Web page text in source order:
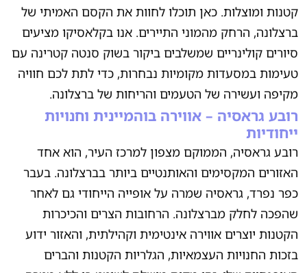
קטנות ומוצלות. כאן תוכלו לחוות את הקסם האמיתי של
ברצלונה, הרחק מהמוני התיירים. אנו בקלאסיקו מציעים
סיורים קולינריים שמשלבים ביקור בשוק סנטה קטרינה עם
טעימות במסעדות מקומיות נבחרות, כדי לתת לכם חוויה
מקיפה ועשירה של הטעמים והריחות של ברצלונה.
רובע גראסיה – אווירה בוהמיינית וחנויות
ייחודיות
רובע גראסיה, הממוקם מצפון למרכז העיר, הוא אחד
האזורים המקסימים והאותנטיים ביותר בברצלונה. בעבר
כפר נפרד, גראסיה שמרה על אופייה הייחודי גם לאחר
שהפכה לחלק מברצלונה. הרחובות הצרים והכיכרות
הקטנות יוצרים אווירה אינטימית וקהילתית, והאזור ידוע
בזכות החנויות העצמאיות, הגלריות הקטנות והברים